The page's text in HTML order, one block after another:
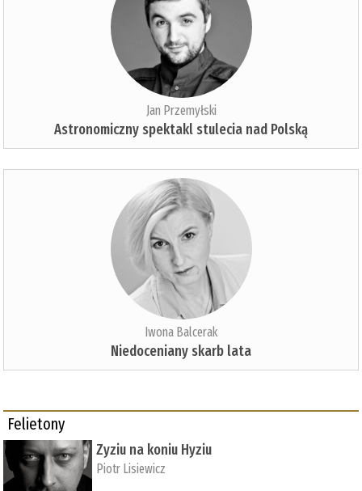
Jan Przemyłski
Astronomiczny spektakl stulecia nad Polską
Iwona Balcerak
Niedoceniany skarb lata
Felietony
Zyziu na koniu Hyziu
Piotr Lisiewicz